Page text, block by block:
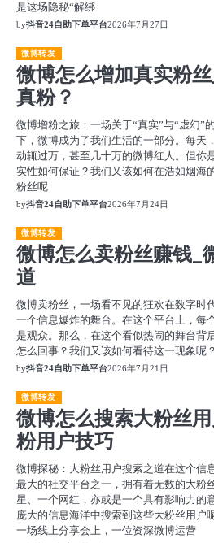
是这场隐秘“解绑
by抖音24自助下单平台2026年7月27日
微博转发
微博怎么增加真实粉
真粉？
微博增粉之旅：一场关于“真实”与“虚幻”
下，微博成为了我们生活的一部分。每天
动辄过万，甚至几十万的微博红人。但你
实性如何保证？我们又该如何在浩如烟海
粉丝呢
by抖音24自助下单平台2026年7月24日
微博转发
微博怎么卖粉丝赚钱_
道
微博卖粉丝，一场看不见的狂欢在数字时
一个信息爆炸的舞台。在这个平台上，每
是观众。那么，在这个看似热闹的舞台背
怎么回事？我们又该如何看待这一现象呢
by抖音24自助下单平台2026年7月21日
微博转发
微博怎么搜索大粉丝
粉用户技巧
微博探秘：大粉丝用户搜索之道在这个信
最大的社交平台之一，拥有着无数的大粉
星、一个网红，亦或是一个具有影响力的
庞大的信息海洋中搜索到这些大粉丝用户
一场线上分享会上，一位资深微博运营